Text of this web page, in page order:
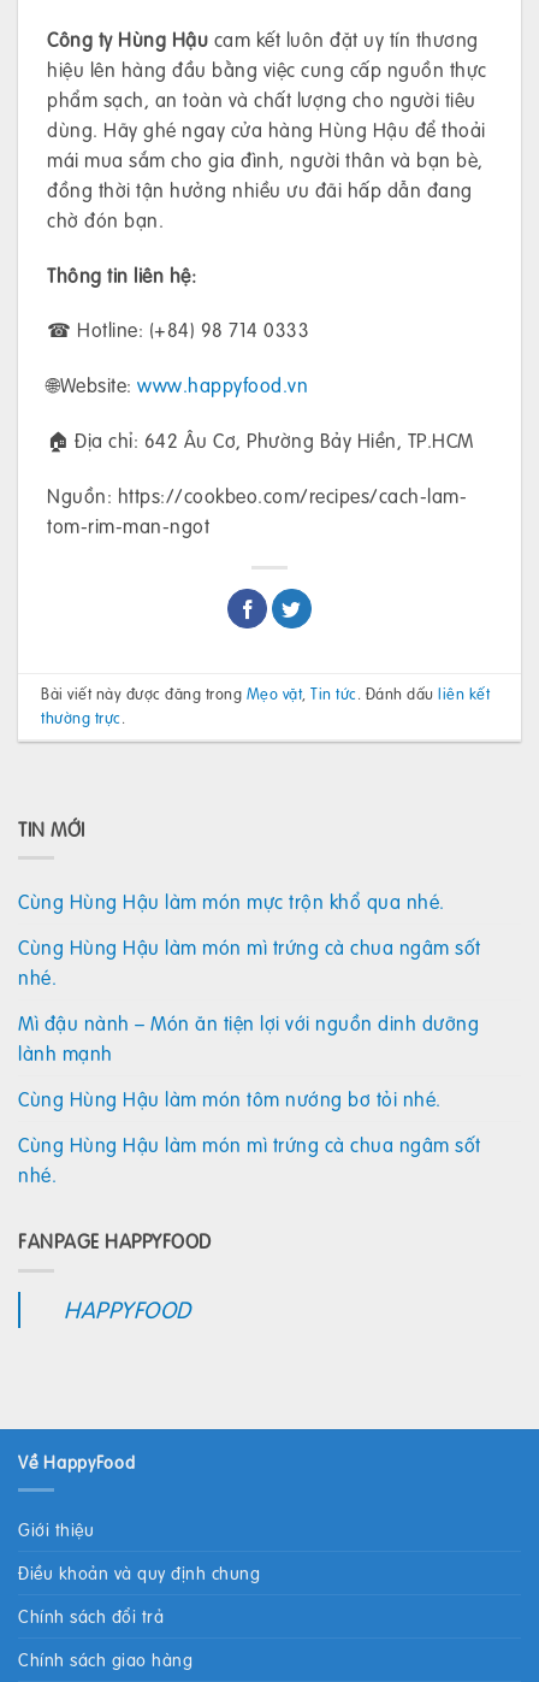
Công ty Hùng Hậu cam kết luôn đặt uy tín thương
hiệu lên hàng đầu bằng việc cung cấp nguồn thực
phẩm sạch, an toàn và chất lượng cho người tiêu
dùng. Hãy ghé ngay cửa hàng Hùng Hậu để thoải
mái mua sắm cho gia đình, người thân và bạn bè,
đồng thời tận hưởng nhiều ưu đãi hấp dẫn đang
chờ đón bạn.
Thông tin liên hệ:
☎ Hotline: (+84) 98 714 0333
🌐Website: www.happyfood.vn
🏠 Địa chỉ: 642 Âu Cơ, Phường Bảy Hiền, TP.HCM
Nguồn: https://cookbeo.com/recipes/cach-lam-
tom-rim-man-ngot
Bài viết này được đăng trong Mẹo vặt,Tin tức. Đánh dấuliên kết
thường trực.
TIN MỚI
Cùng Hùng Hậu làm món mực trộn khổ qua nhé.
Cùng Hùng Hậu làm món mì trứng cà chua ngâm sốt
nhé.
Mì đậu nành – Món ăn tiện lợi với nguồn dinh dưỡng
lành mạnh
Cùng Hùng Hậu làm món tôm nướng bơ tỏi nhé.
Cùng Hùng Hậu làm món mì trứng cà chua ngâm sốt
nhé.
FANPAGE HAPPYFOOD
HAPPYFOOD
Về HappyFood
Giới thiệu
Điều khoản và quy định chung
Chính sách đổi trả
Chính sách giao hàng